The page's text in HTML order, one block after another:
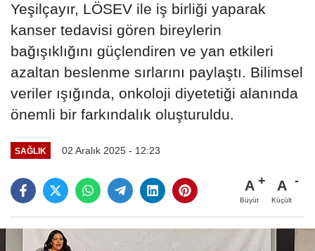
Yeşilçayır, LÖSEV ile iş birliği yaparak
kanser tedavisi gören bireylerin
bağışıklığını güçlendiren ve yan etkileri
azaltan beslenme sırlarını paylaştı. Bilimsel
veriler ışığında, onkoloji diyetetiği alanında
önemli bir farkındalık oluşturuldu.
SAĞLIK 02 Aralık 2025 - 12:23
A
Büyüt
A
Küçült